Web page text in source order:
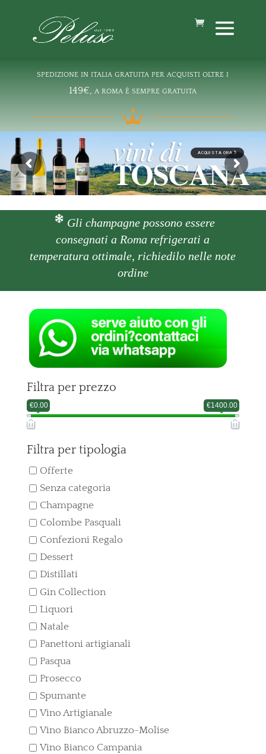
spedizione in italia gratuita per acquisti oltre i
149€, a roma è sempre gratuita
ACQUISTA ORA
Gli champagne possono essere
consegnati a Roma refrigerati a
temperatura ottimale, richiedilo nelle note
ordine
Filtra per prezzo
€0.00 €1400.00
Filtra per tipologia
Offerte
Senza categoria
Champagne
Colombe Pasquali
Confezioni Regalo
Dessert
Distillati
Gin Collection
Liquori
Natale
Panettoni artigianali
Pasqua
Prosecco
Spumante
Vino Artigianale
Vino Bianco Abruzzo-Molise
Vino Bianco Campania